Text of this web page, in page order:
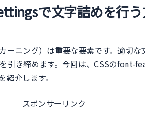
フ
イ
ル
で文字詰めを行
ーニング）は重要な要素です。適切
引き締めます。今回は、CSSのfont-
介します。
スポンサーリンク